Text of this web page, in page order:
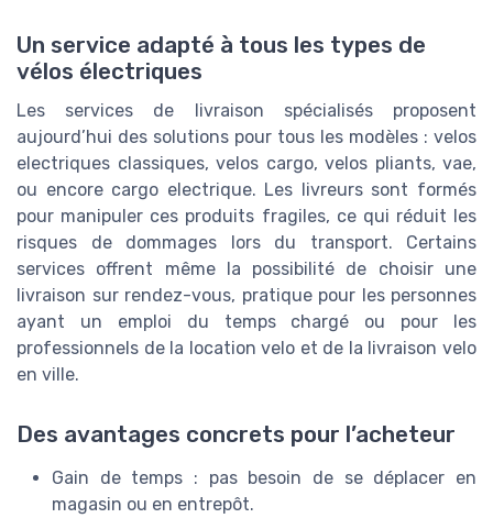
Un service adapté à tous les types de
vélos électriques
Les services de livraison spécialisés proposent
aujourd’hui des solutions pour tous les modèles : velos
electriques classiques, velos cargo, velos pliants, vae,
ou encore cargo electrique. Les livreurs sont formés
pour manipuler ces produits fragiles, ce qui réduit les
risques de dommages lors du transport. Certains
services offrent même la possibilité de choisir une
livraison sur rendez-vous, pratique pour les personnes
ayant un emploi du temps chargé ou pour les
professionnels de la location velo et de la livraison velo
en ville.
Des avantages concrets pour l’acheteur
Gain de temps : pas besoin de se déplacer en
magasin ou en entrepôt.